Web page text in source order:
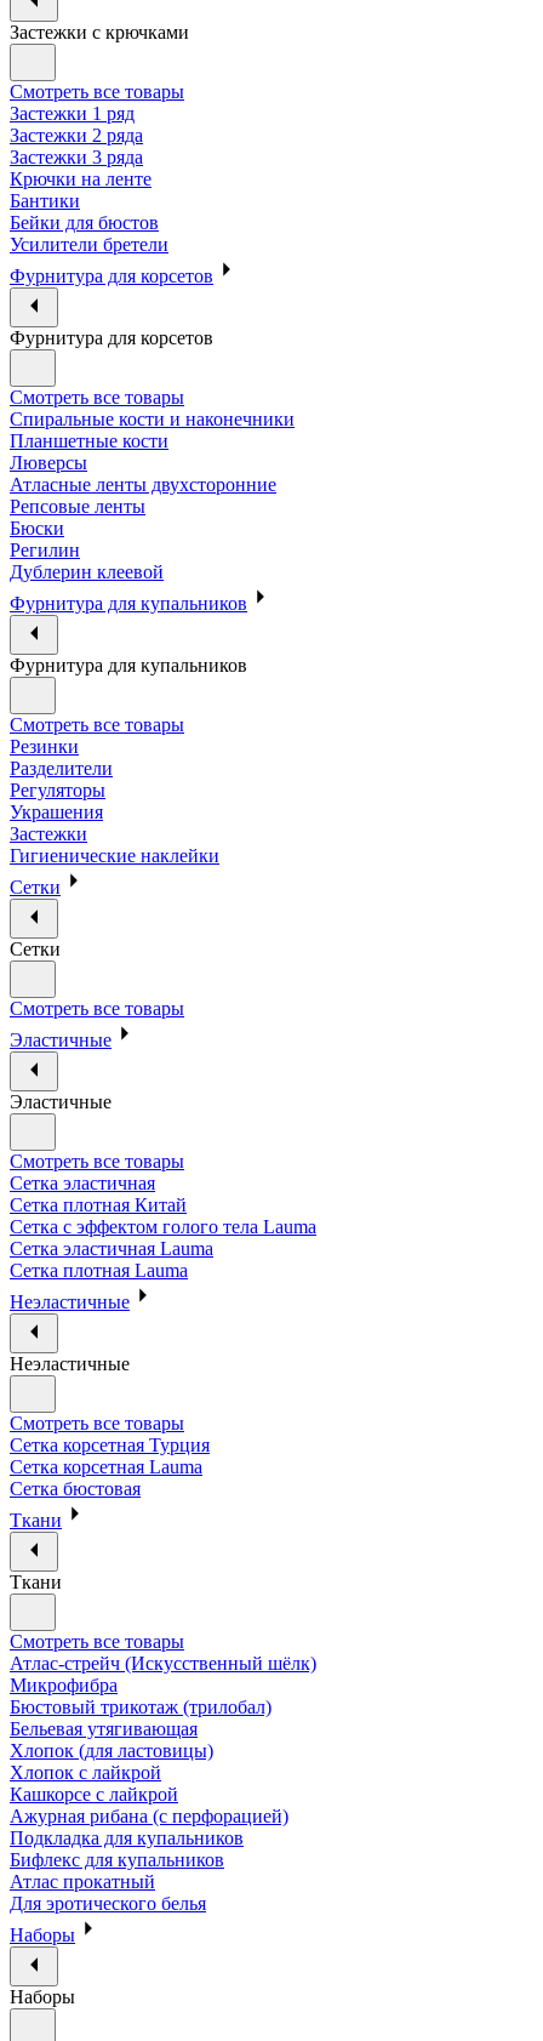
Застежки с крючками
Смотреть все товары
Застежки 1 ряд
Застежки 2 ряда
Застежки 3 ряда
Крючки на ленте
Бантики
Бейки для бюстов
Усилители бретели
Фурнитура для корсетов
Фурнитура для корсетов
Смотреть все товары
Спиральные кости и наконечники
Планшетные кости
Люверсы
Атласные ленты двухсторонние
Репсовые ленты
Бюски
Регилин
Дублерин клеевой
Фурнитура для купальников
Фурнитура для купальников
Смотреть все товары
Резинки
Разделители
Регуляторы
Украшения
Застежки
Гигиенические наклейки
Сетки
Сетки
Смотреть все товары
Эластичные
Эластичные
Смотреть все товары
Сетка эластичная
Сетка плотная Китай
Сетка с эффектом голого тела Lauma
Сетка эластичная Lauma
Сетка плотная Lauma
Неэластичные
Неэластичные
Смотреть все товары
Сетка корсетная Турция
Сетка корсетная Lauma
Сетка бюстовая
Ткани
Ткани
Смотреть все товары
Атлас-стрейч (Искусственный шёлк)
Микрофибра
Бюстовый трикотаж (трилобал)
Бельевая утягивающая
Хлопок (для ластовицы)
Хлопок с лайкрой
Кашкорсе с лайкрой
Ажурная рибана (с перфорацией)
Подкладка для купальников
Бифлекс для купальников
Атлас прокатный
Для эротического белья
Наборы
Наборы